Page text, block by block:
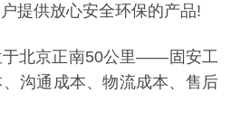
提供放心安全环保的产品!
于北京正南50公里——固安工
沟通成本、物流成本、售后